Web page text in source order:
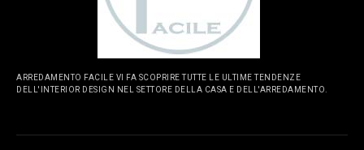
ARREDAMENTO FACILE VI FA SCOPRIRE TUTTE LE ULTIME TENDENZE
DELL'INTERIOR DESIGN NEL SETTORE DELLA CASA E DELL'ARREDAMENTO.